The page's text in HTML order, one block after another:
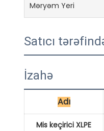
Məryəm Yeri
Satıcı
İzahə
Adı
Mis keçirici XLPE